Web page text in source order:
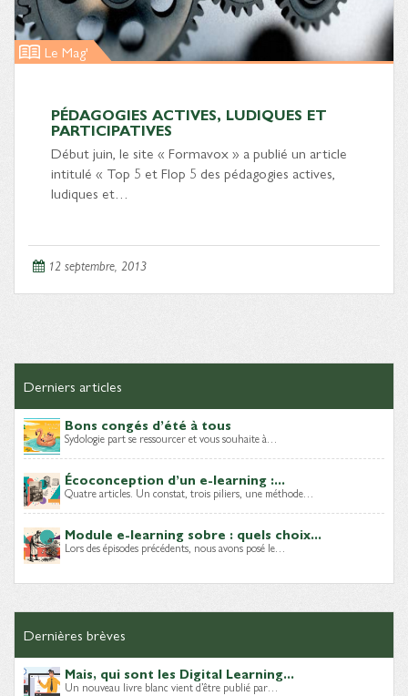
Le Mag'
PÉDAGOGIES ACTIVES, LUDIQUES ET
PARTICIPATIVES
Début juin, le site « Formavox » a publié un article
intitulé « Top 5 et Flop 5 des pédagogies actives,
ludiques et…
12 septembre, 2013
Derniers articles
Bons congés d’été à tous
Sydologie part se ressourcer et vous souhaite à…
Écoconception d’un e-learning :...
Quatre articles. Un constat, trois piliers, une méthode…
Module e-learning sobre : quels choix...
Lors des épisodes précédents, nous avons posé le…
Dernières brèves
Mais, qui sont les Digital Learning...
Un nouveau livre blanc vient d’être publié par…